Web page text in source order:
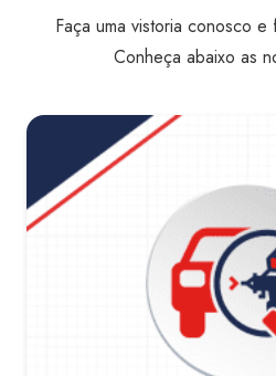
Faça uma vistoria conosco
Conheça abaixo as